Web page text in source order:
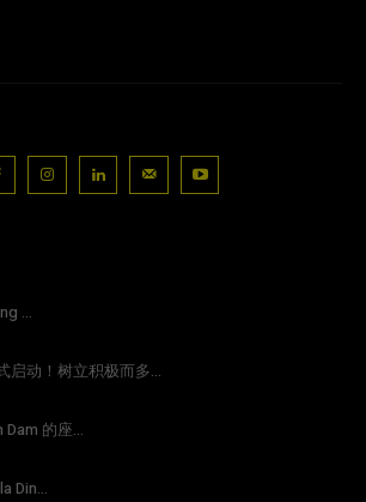
...
启动！树立积极而多...
Dam 的座...
Din...